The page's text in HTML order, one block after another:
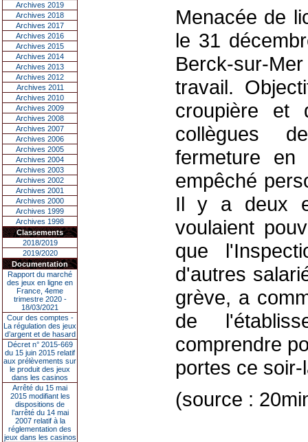
Archives 2019
Archives 2018
Archives 2017
Archives 2016
Archives 2015
Archives 2014
Archives 2013
Archives 2012
Archives 2011
Archives 2010
Archives 2009
Archives 2008
Archives 2007
Archives 2006
Archives 2005
Archives 2004
Archives 2003
Archives 2002
Archives 2001
Archives 2000
Archives 1999
Archives 1998
Classements
2018/2019
2019/2020
Documentation
Rapport du marché
des jeux en ligne en
France, 4eme
trimestre 2020 -
18/03/2021
Cour des comptes -
La régulation des jeux
d’argent et de hasard
Décret n° 2015-669
du 15 juin 2015 relatif
aux prélèvements sur
le produit des jeux
dans les casinos
Arrêté du 15 mai
2015 modifiant les
dispositions de
l’arrêté du 14 mai
2007 relatif à la
réglementation des
jeux dans les casinos
Menacée de
le 31
Berck-sur-
travail.
croupière et
collègues
fermeture en
empêché
Il y a deux
voulaient
que
d'autres
grève, a
de
comprendre
portes ce soir-
(source :